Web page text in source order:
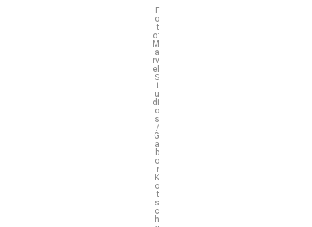
F
o
t
o:
M
a
rv
el
S
t
u
di
o
s
/
G
a
b
o
r
K
o
t
s
c
h